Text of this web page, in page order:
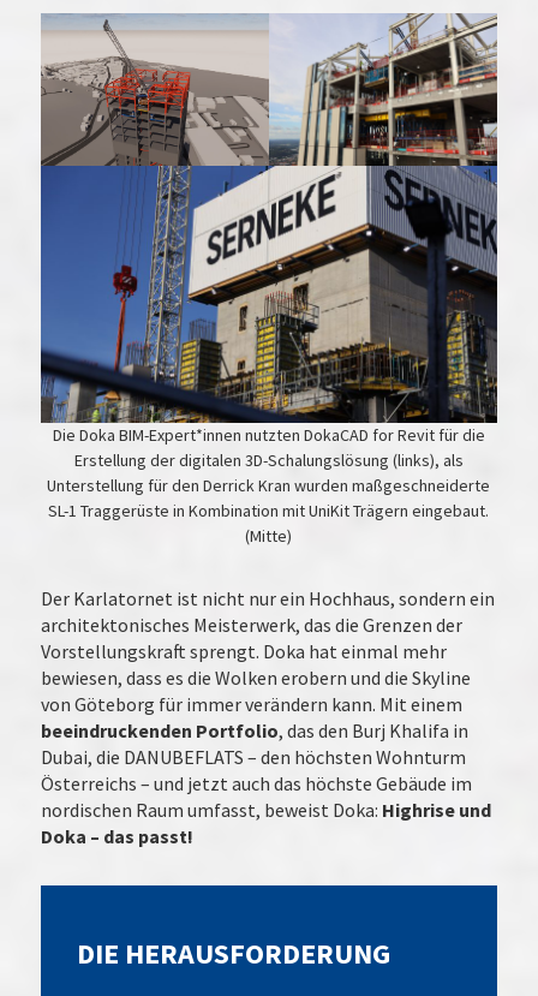
Die Doka BIM-Expert*innen nutzten DokaCAD for Revit für die
Erstellung der digitalen 3D-Schalungslösung (links), als
Unterstellung für den Derrick Kran wurden maßgeschneiderte
SL-1 Traggerüste in Kombination mit UniKit Trägern eingebaut.
(Mitte)
Der Karlatornet ist nicht nur ein Hochhaus, sondern ein
architektonisches Meisterwerk, das die Grenzen der
Vorstellungskraft sprengt. Doka hat einmal mehr
bewiesen, dass es die Wolken erobern und die Skyline
von Göteborg für immer verändern kann. Mit einem
beeindruckenden Portfolio, das den Burj Khalifa in
Dubai, die DANUBEFLATS – den höchsten Wohnturm
Österreichs – und jetzt auch das höchste Gebäude im
nordischen Raum umfasst, beweist Doka: Highrise und
Doka – das passt!
DIE HERAUSFORDERUNG